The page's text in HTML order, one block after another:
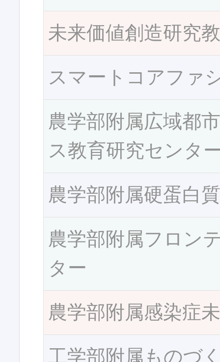
未来価値創造研究
スマートコアファ
農学部附属広域都
ス教育研究センタ
農学部附属硬蛋白
農学部附属フロン
ター
農学部附属感染症
工学部附属ものづ